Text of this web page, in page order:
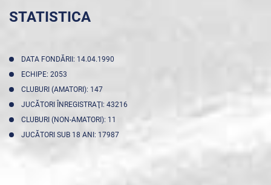
STATISTICA
DATA FONDĂRII: 14.04.1990
ECHIPE: 2053
CLUBURI (AMATORI): 147
JUCĂTORI ÎNREGISTRAŢI: 43216
CLUBURI (NON-AMATORI): 11
JUCĂTORI SUB 18 ANI: 17987